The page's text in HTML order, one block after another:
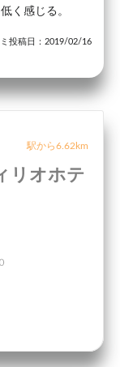
く感じる。
投稿日：2019/02/16
駅から6.62km
リオホテ